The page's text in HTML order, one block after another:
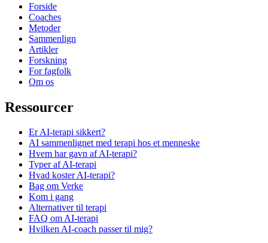
Forside
Coaches
Metoder
Sammenlign
Artikler
Forskning
For fagfolk
Om os
Ressourcer
Er AI-terapi sikkert?
AI sammenlignet med terapi hos et menneske
Hvem har gavn af AI-terapi?
Typer af AI-terapi
Hvad koster AI-terapi?
Bag om Verke
Kom i gang
Alternativer til terapi
FAQ om AI-terapi
Hvilken AI-coach passer til mig?